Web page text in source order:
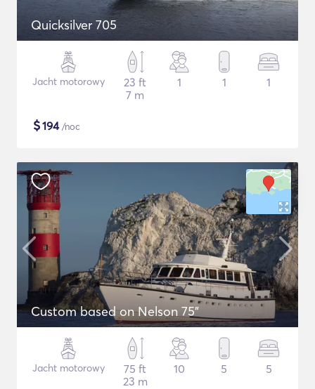
Quicksilver 705
Jacht motorowy
23 ft
7 m
1 1 1
$194/noc
Custom based on Nelson 75"
Jacht motorowy
75 ft
23 m
10 5 5